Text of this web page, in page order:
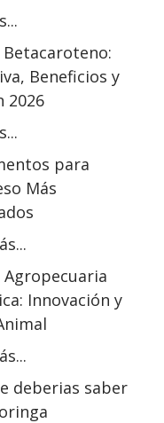
Betacaroteno:
Beneficios y
2026
para
Más
Agropecuaria
Innovación y
deberias saber